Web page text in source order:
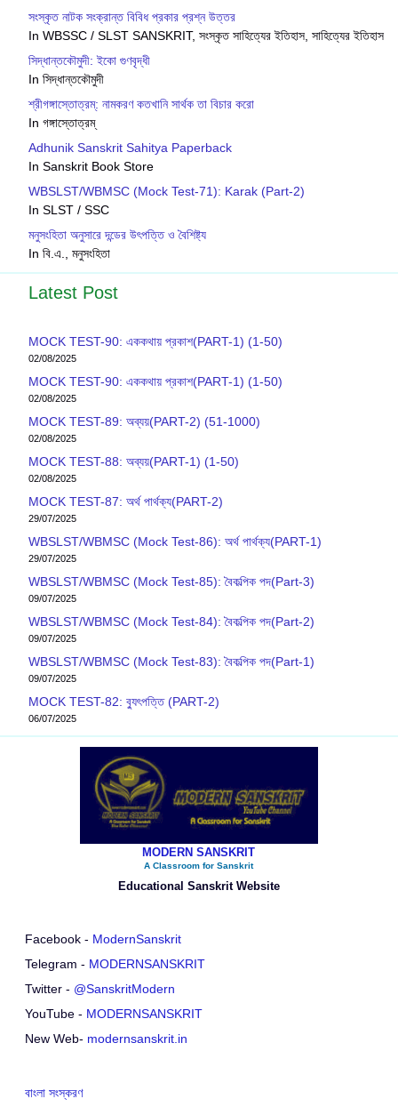
সংস্কৃত নাটক সংক্রান্ত বিবিধ প্রকার প্রশ্ন উত্তর
In WBSSC / SLST SANSKRIT, সংস্কৃত সাহিত্যের ইতিহাস, সাহিত্যের ইতিহাস
সিদ্ধান্তকৌমুদী: ইকো গুণবৃদ্ধী
In সিদ্ধান্তকৌমুদী
শ্রীগঙ্গাস্তোত্রম্: নামকরণ কতখানি সার্থক তা বিচার করো
In গঙ্গাস্তোত্রম্
Adhunik Sanskrit Sahitya Paperback
In Sanskrit Book Store
WBSLST/WBMSC (Mock Test-71): Karak (Part-2)
In SLST / SSC
মনুসংহিতা অনুসারে দন্ডের উৎপত্তি ও বৈশিষ্ট্য
In বি.এ., মনুসংহিতা
Latest Post
MOCK TEST-90: এককথায় প্রকাশ(PART-1) (1-50)
02/08/2025
MOCK TEST-90: এককথায় প্রকাশ(PART-1) (1-50)
02/08/2025
MOCK TEST-89: অব্যয়(PART-2) (51-1000)
02/08/2025
MOCK TEST-88: অব্যয়(PART-1) (1-50)
02/08/2025
MOCK TEST-87: অর্থ পার্থক্য(PART-2)
29/07/2025
WBSLST/WBMSC (Mock Test-86): অর্থ পার্থক্য(PART-1)
29/07/2025
WBSLST/WBMSC (Mock Test-85): বৈকল্পিক পদ(Part-3)
09/07/2025
WBSLST/WBMSC (Mock Test-84): বৈকল্পিক পদ(Part-2)
09/07/2025
WBSLST/WBMSC (Mock Test-83): বৈকল্পিক পদ(Part-1)
09/07/2025
MOCK TEST-82: ব‍্যুৎপত্তি (PART-2)
06/07/2025
MODERN SANSKRIT
A Classroom for Sanskrit
Educational Sanskrit Website
Facebook - ModernSanskrit
Telegram - MODERNSANSKRIT
Twitter - @SanskritModern
YouTube - MODERNSANSKRIT
New Web- modernsanskrit.in
বাংলা সংস্করণ